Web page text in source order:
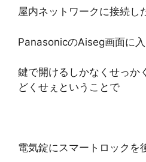
屋内ネットワークに接続し
PanasonicのAiseg画面に
鍵で開けるしかなくせっか
どくせぇということで
電気錠にスマートロックを